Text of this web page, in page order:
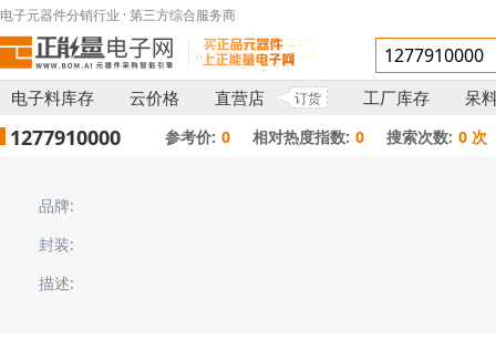
电子元器件分销行业 · 第三方综合服务商
电子料库存 云价格 直营店 订货 工厂库存 呆
1277910000 参考价: 0 相对热度指数: 0 搜索次数: 0 次
品牌:
封装:
描述: